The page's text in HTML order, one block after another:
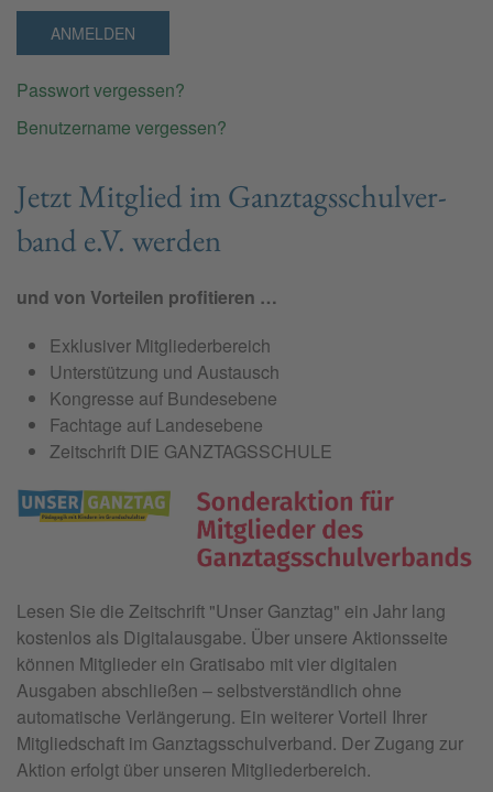
ANMELDEN
Passwort vergessen?
Benutzername vergessen?
Jetzt Mit­glied im Ganz­tags­schul­ver­
band e.V. wer­den
und von Vorteilen profitieren …
Exklusiver Mitgliederbereich
Unterstützung und Austausch
Kongresse auf Bundesebene
Fachtage auf Landesebene
Zeitschrift DIE GANZTAGSSCHULE
Lesen Sie die Zeitschrift "Unser Ganztag" ein Jahr lang
kostenlos als Digitalausgabe. Über unsere Aktionsseite
können Mitglieder ein Gratisabo mit vier digitalen
Ausgaben abschließen – selbstverständlich ohne
automatische Verlängerung. Ein weiterer Vorteil Ihrer
Mitgliedschaft im Ganztagsschulverband. Der Zugang zur
Aktion erfolgt über unseren Mitgliederbereich.